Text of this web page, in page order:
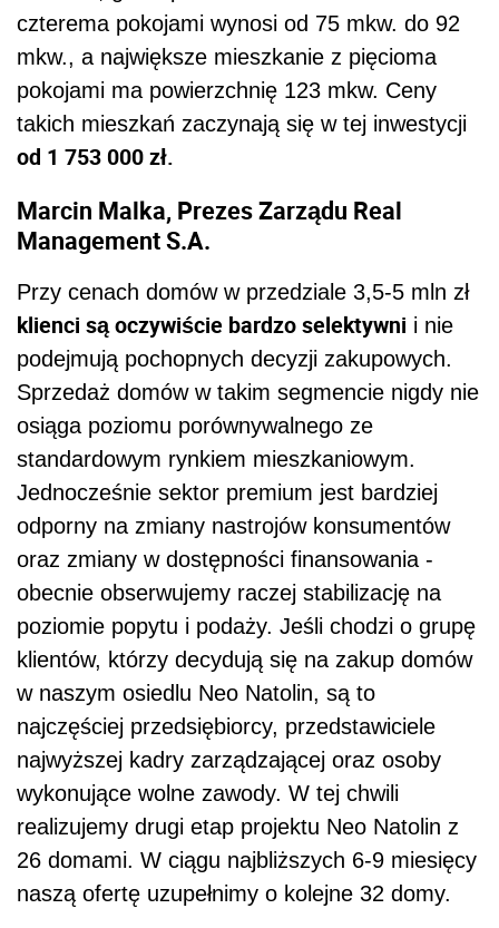
czterema pokojami wynosi od 75 mkw. do 92
mkw., a największe mieszkanie z pięcioma
pokojami ma powierzchnię 123 mkw. Ceny
takich mieszkań zaczynają się w tej inwestycji
od 1 753 000 zł.
Marcin Malka, Prezes Zarządu Real
Management S.A.
Przy cenach domów w przedziale 3,5-5 mln zł
klienci są oczywiście bardzo selektywni i nie
podejmują pochopnych decyzji zakupowych.
Sprzedaż domów w takim segmencie nigdy nie
osiąga poziomu porównywalnego ze
standardowym rynkiem mieszkaniowym.
Jednocześnie sektor premium jest bardziej
odporny na zmiany nastrojów konsumentów
oraz zmiany w dostępności finansowania -
obecnie obserwujemy raczej stabilizację na
poziomie popytu i podaży. Jeśli chodzi o grupę
klientów, którzy decydują się na zakup domów
w naszym osiedlu Neo Natolin, są to
najczęściej przedsiębiorcy, przedstawiciele
najwyższej kadry zarządzającej oraz osoby
wykonujące wolne zawody. W tej chwili
realizujemy drugi etap projektu Neo Natolin z
26 domami. W ciągu najbliższych 6-9 miesięcy
naszą ofertę uzupełnimy o kolejne 32 domy.